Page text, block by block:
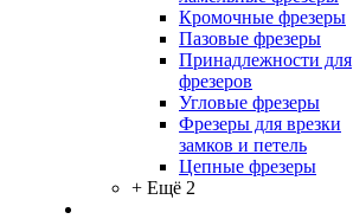
Кромочные фрезеры
Пазовые фрезеры
Принадлежности для
фрезеров
Угловые фрезеры
Фрезеры для врезки
замков и петель
Цепные фрезеры
+ Ещё 2